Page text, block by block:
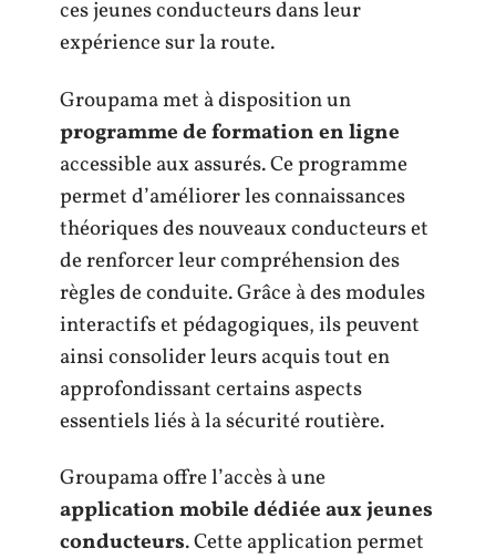
ces jeunes conducteurs dans leur
expérience sur la route.
Groupama met à disposition un
programme de formation en ligne
accessible aux assurés. Ce programme
permet d’améliorer les connaissances
théoriques des nouveaux conducteurs et
de renforcer leur compréhension des
règles de conduite. Grâce à des modules
interactifs et pédagogiques, ils peuvent
ainsi consolider leurs acquis tout en
approfondissant certains aspects
essentiels liés à la sécurité routière.
Groupama offre l’accès à une
application mobile dédiée aux jeunes
conducteurs. Cette application permet